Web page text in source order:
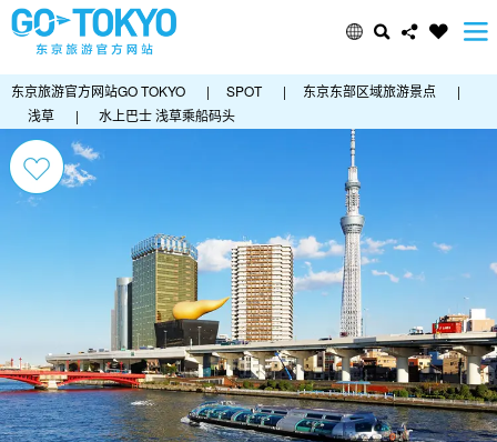
东京旅游官方网站GO TOKYO | SPOT | 东京东部区域旅游景点
|
浅草
| 水上巴士 浅草乘船码头